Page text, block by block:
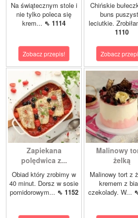
Na świątecznym stole i
nie tylko poleca się
krem... ⇖ 1114
Zobacz przepis!
Chińskie
buns
leciutkie.
1110
Zobacz
Zapiekana
polędwica z...
Obiad który zrobimy w
40 minut. Dorsz w sosie
pomidorowym... ⇖ 1152
Malinowy
żelką
Malinowy tort z
kremem z
czekolady. W...